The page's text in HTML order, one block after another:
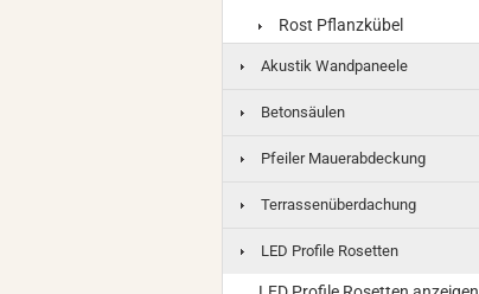
Rost Pflanzkübel
Akustik Wandpaneele
Betonsäulen
Pfeiler Mauerabdeckung
Terrassenüberdachung
LED Profile Rosetten